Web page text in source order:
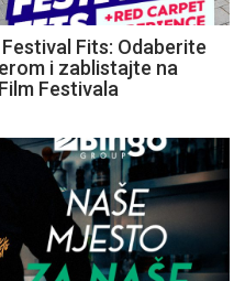
Fits: Odaberite
i zablistajte na
Festivala